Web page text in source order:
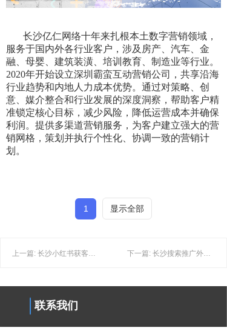
长沙亿仁网络十年来扎根本土数字营销领域，
服务于国内外各行业客户，涉及房产、汽车、金
融、母婴、建筑装潢、培训教育、制造业等行业。
2020年开始设立深圳霸蛮互动营销公司，共享沿海
行业趋势和内地人力成本优势。通过对策略、创
意、媒介整合和行业发展的深度洞察，帮助客户精
准锁定核心目标，减少风险，降低运营成本并确保
利润。提供多渠道营销服务，为客户建立强大的营
销网格，策划并执行个性化、协调一致的营销计
划。
1 显示全部
下一篇: 长沙搜索推广外包：做网络推广时，为什么要掌握搜索流量？
联系我们